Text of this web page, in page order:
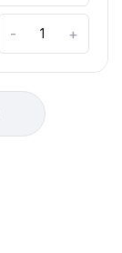
- +